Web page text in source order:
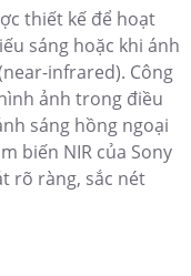
thiết kế để hoạt
sáng hoặc khi ánh
infrared). Công
ảnh trong điều
sáng hồng ngoại
biến NIR của Sony
rõ ràng, sắc nét